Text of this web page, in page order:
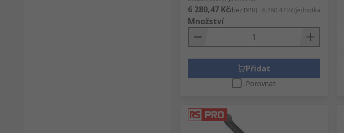
6 280,47 Kč(bez DPH) 6 280,47 Kč/jednotka
Množství
Přidat
Porovnat